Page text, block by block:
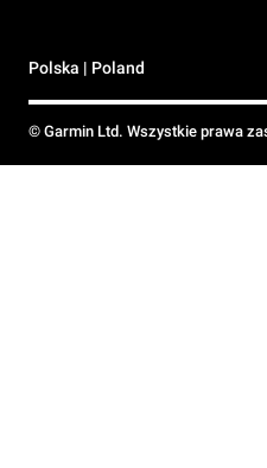
Polska | Poland
© Garmin Ltd. Wszystkie prawa